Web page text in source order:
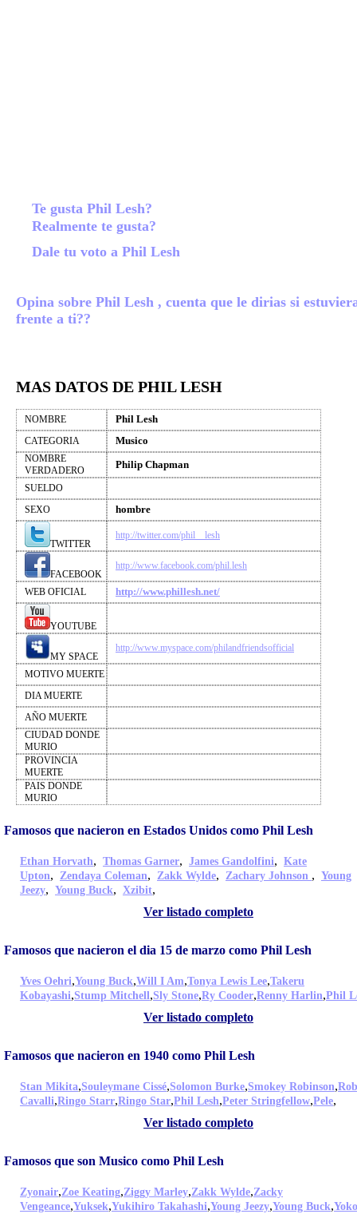
Te gusta Phil Lesh?
Realmente te gusta?
Dale tu voto a Phil Lesh
Opina sobre Phil Lesh , cuenta que le dirias si
frente a ti??
MAS DATOS DE PHIL LESH
NOMBRE Phil Lesh
CATEGORIA Musico
NOMBRE
VERDADERO
Philip Chapman
SUELDO
SEXO
hombre
TWITTER
http://twitter.com/phil__lesh
FACEBOOK
http://www.facebook.com/phil.lesh
WEB OFICIAL http://www.phillesh.net/
YOUTUBE
MY SPACE
http://www.myspace.com/philandfriendsofficial
MOTIVO MUERTE
DIA MUERTE
AÑO MUERTE
CIUDAD DONDE
MURIO
PROVINCIA
MUERTE
PAIS DONDE
MURIO
Famosos que nacieron en Estados Unidos como Phil Lesh
Ethan Horvath, Thomas Garner, James Gandolfini, Kate
Upton, Zendaya Coleman, Zakk Wylde, Zachary Johnson , Young
Jeezy, Young Buck, Xzibit,
Ver listado completo
Famosos que nacieron el dia 15 de marzo como Phil Lesh
Yves Oehri,Young Buck,Will I Am,Tonya Lewis Lee,Takeru
Kobayashi,Stump Mitchell,Sly Stone,Ry Cooder,Renny Harlin,Phil
Ver listado completo
Famosos que nacieron en 1940 como Phil Lesh
Stan Mikita,Souleymane Cissé,Solomon Burke,Smokey Robinson,
Cavalli,Ringo Starr,Ringo Star,Phil Lesh,Peter Stringfellow,Pele,
Ver listado completo
Famosos que son Musico como Phil Lesh
Zyonair,Zoe Keating,Ziggy Marley,Zakk Wylde,Zacky
Vengeance,Yuksek,Yukihiro Takahashi,Young Jeezy,Young Buck,Yoko